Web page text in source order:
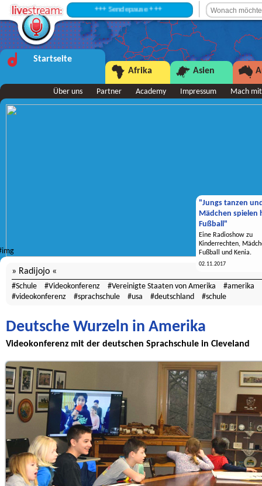
+++ Sendepause +++
Startseite
Afrika
Asien
Über uns Partner Academy Impressum Mach mit
"Jungs tanzen
Mädchen spielen
Fußball"
Eine Radioshow zu
Kinderrechten,
Fußball und Kenia.
02.11.2017
Radijojo
Schule Videokonferenz Vereinigte Staaten von Amerika
amerika
videokonferenz
sprachschule usa deutschland schule
Deutsche Wurzeln in Amerika
Videokonferenz mit der deutschen Sprachschule in Cleveland